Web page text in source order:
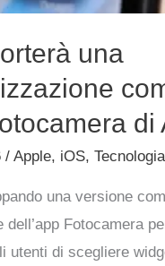
una
di
/Apple, iOS,Tecnologia
una versione
dell’app Fotocamera
utenti di scegliere